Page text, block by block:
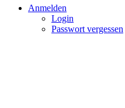
Anmelden
Login
Passwort vergessen